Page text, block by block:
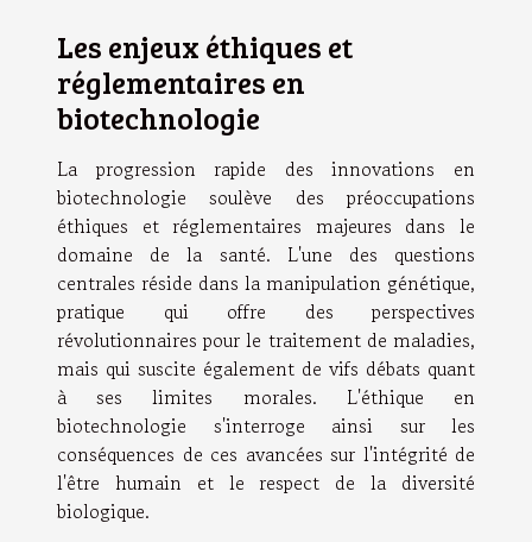
Les enjeux éthiques et
réglementaires en
biotechnologie
La progression rapide des innovations en
biotechnologie soulève des préoccupations
éthiques et réglementaires majeures dans le
domaine de la santé. L'une des questions
centrales réside dans la manipulation génétique,
pratique qui offre des perspectives
révolutionnaires pour le traitement de maladies,
mais qui suscite également de vifs débats quant
à ses limites morales. L'éthique en
biotechnologie s'interroge ainsi sur les
conséquences de ces avancées sur l'intégrité de
l'être humain et le respect de la diversité
biologique.